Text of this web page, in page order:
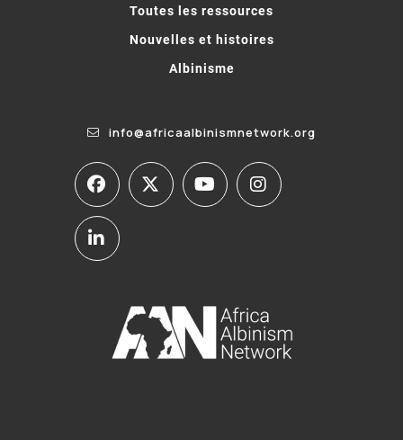
Toutes les ressources
Nouvelles et histoires
Albinisme
info@africaalbinismnetwork.org